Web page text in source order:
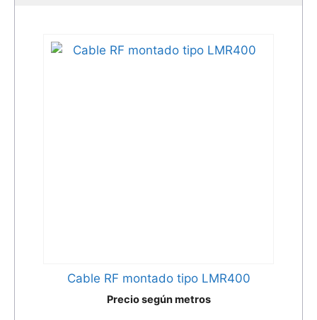
Cable RF montado tipo LMR400
Precio según metros